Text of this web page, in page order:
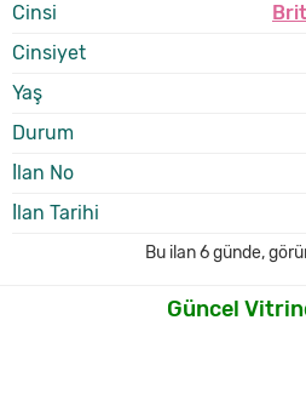
Cinsi
Cinsiyet
Yaş
Durum
İlan No
İlan Tarihi
Bu ilan6 günde,
Güncel